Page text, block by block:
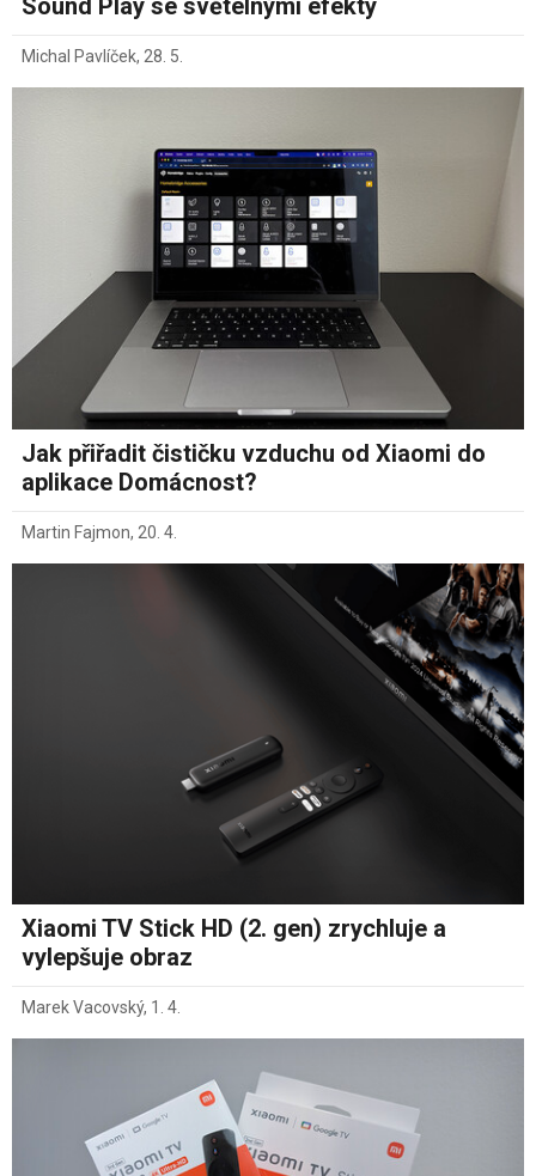
Sound Play se světelnými efekty
Michal Pavlíček, 28. 5.
Jak přiřadit čističku vzduchu od Xiaomi do
aplikace Domácnost?
Martin Fajmon, 20. 4.
Xiaomi TV Stick HD (2. gen) zrychluje a
vylepšuje obraz
Marek Vacovský, 1. 4.